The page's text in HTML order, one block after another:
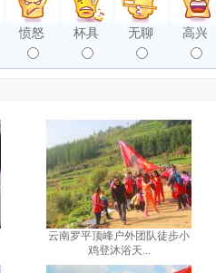
愤怒 杯具 无聊 高兴
云南罗平顶峰户外团队徒步小
鸡登沐浴天...